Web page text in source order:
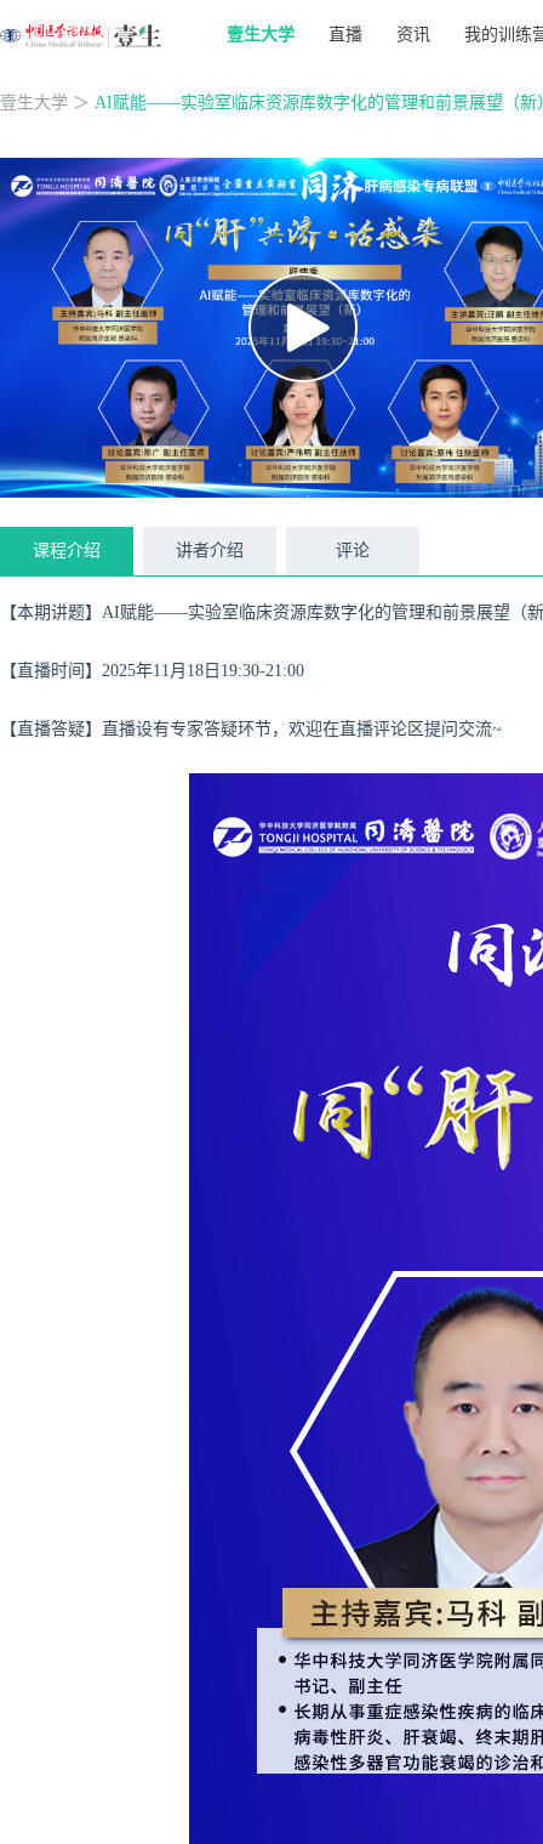
壹生大学 直播 资讯 我的训练
壹生大学 ＞ AI赋能——实验室临床资源库数字化的管理和前景展望（新
课程介绍 讲者介绍 评论
【本期讲题】 AI赋能——实验室临床资源库数字化的管理和前景展望（
【直播时间】2025年11月18日19:30-21:00
【直播答疑】直播设有专家答疑环节，欢迎在直播评论区提问交流~